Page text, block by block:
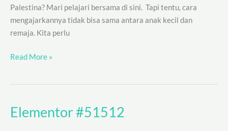
Palestina? Mari pelajari bersama di sini. Tapi tentu, cara
mengajarkannya tidak bisa sama antara anak kecil dan
remaja. Kita perlu
Read More »
Elementor #51512
Elementor